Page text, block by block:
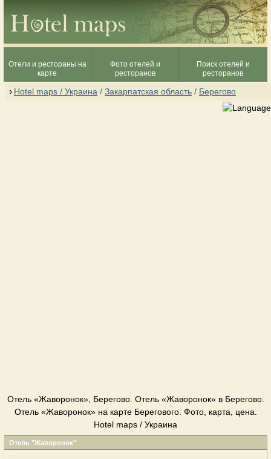
Отели и рестораны на
карте
Фото отелей и
ресторанов
Поиск отелей и
ресторанов
Hotel maps / Украина / Закарпатская область / Берегово
Отель «Жаворонок», Берегово. Отель «Жаворонок» в Берегово.
Отель «Жаворонок» на карте Берегового. Фото, карта, цена.
Hotel maps / Украина
Отель "Жаворонок"